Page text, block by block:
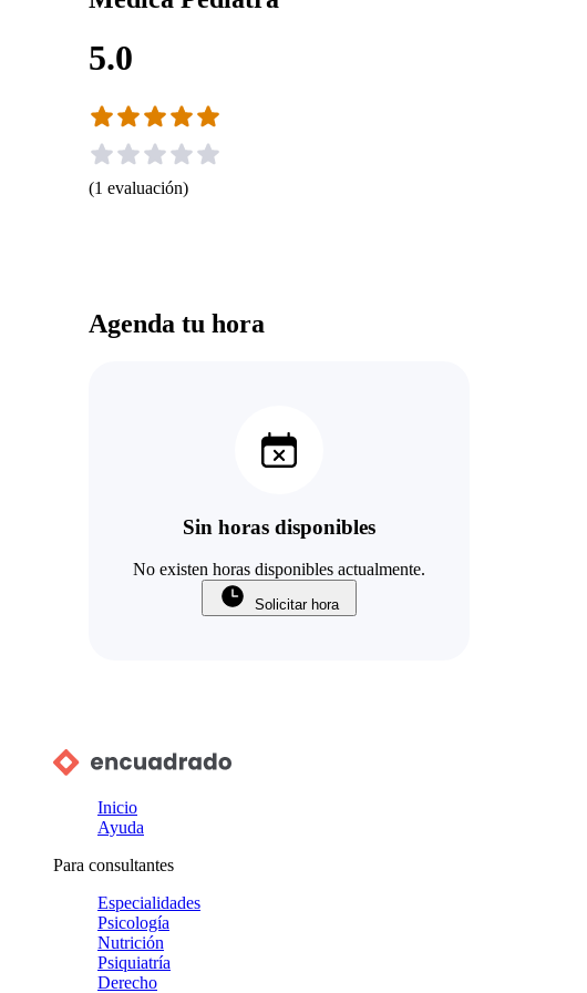
5.0
(1 evaluación)
Agenda tu hora
Sin horas disponibles
No existen horas disponibles actualmente.
Solicitar hora
Inicio
Ayuda
Para consultantes
Especialidades
Psicología
Nutrición
Psiquiatría
Derecho